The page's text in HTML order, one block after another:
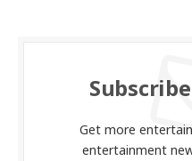
Get more
entertainment